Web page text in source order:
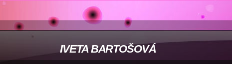
IVETA BARTOŠOVÁ